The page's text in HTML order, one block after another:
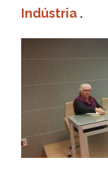
Indústria .